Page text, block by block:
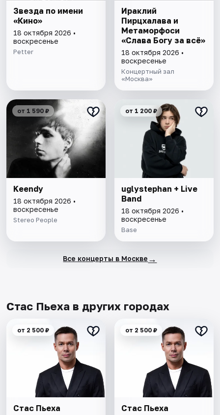
Звезда по имени
«Кино»
18 октября 2026 •
воскресенье
Petter
Ираклий
Пирцхалава и
Метаморфоси
«Слава Богу за всё»
18 октября 2026 •
воскресенье
Концертный зал
«Москва»
от 1 590 ₽
Keendy
18 октября 2026 •
воскресенье
Stereo People
от 1 200 ₽
uglystephan + Live
Band
18 октября 2026 •
воскресенье
Base
Все концерты в Москве →
Стас Пьеха в других городах
от 2 500 ₽
Стас Пьеха
от 2 500 ₽
Стас Пьеха